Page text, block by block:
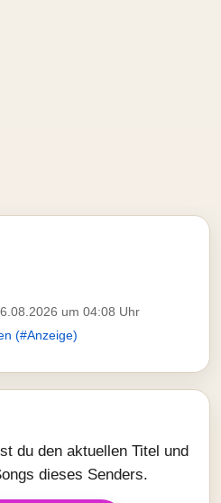
um 04:08 Uhr
(#Anzeige)
du den aktuellen Titel und
dieses Senders.